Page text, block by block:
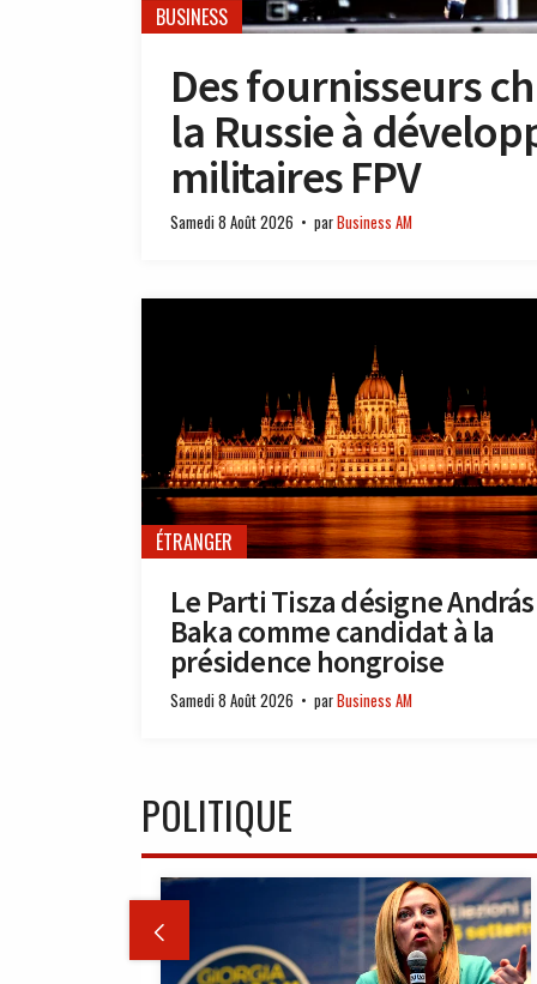
BUSINESS
Des fournisseurs
la Russie à
militaires FPV
Samedi 8 Août 2026 parBusiness AM
ÉTRANGER
Le Parti Tisza désigne András
Baka comme candidat à la
présidence hongroise
Samedi 8 Août 2026 parBusiness AM
POLITIQUE
